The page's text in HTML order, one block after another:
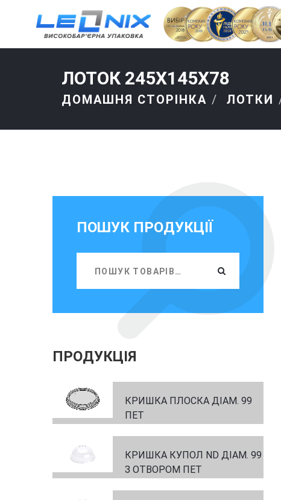
ЛОТОК 245Х145Х78
ДОМАШНЯ СТОРІНКА ЛОТКИ
ПОШУК ПРОДУКЦІЇ
ПРОДУКЦІЯ
КРИШКА ПЛОСКА ДІАМ. 99
ПЕТ
КРИШКА КУПОЛ ND ДІАМ. 99
З ОТВОРОМ ПЕТ